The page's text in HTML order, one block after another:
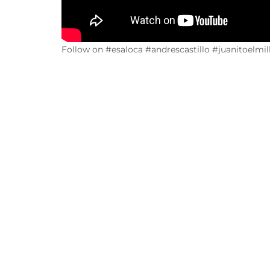
Follow on #esaloca #andrescastillo